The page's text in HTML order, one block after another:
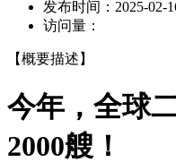
发布时间： 2025-02-
访问量：
【概要描述】
今年，全球
2000艘！